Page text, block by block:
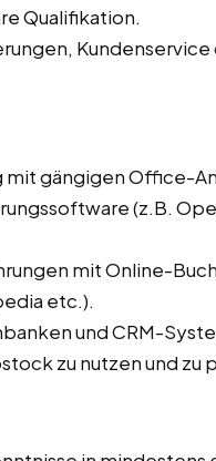
Qualifikation.
mit gängigen Office-
(z.B.
mit Online-
etc.).
und CRM-
zu nutzen und zu